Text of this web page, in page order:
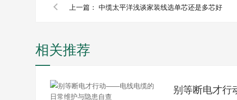
上一篇： 中缆太平洋浅谈家装线选单芯还是多芯好
相关推荐